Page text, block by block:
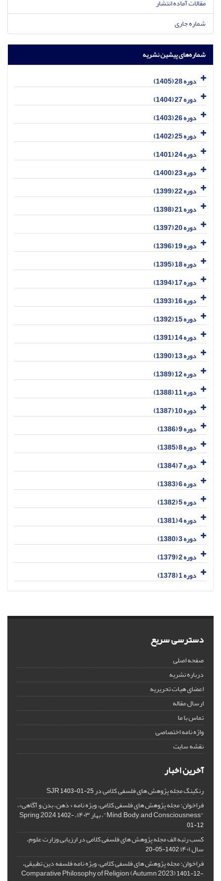
مقالات آماده انتشار
شماره جاری
شماره‌های پیشین نشریه
دوره 28 (1405)
دوره 27 (1404)
دوره 26 (1403)
دوره 25 (1402)
دوره 24 (1401)
دوره 23 (1400)
دوره 22 (1399)
دوره 21 (1398)
دوره 20 (1397)
دوره 19 (1396)
دوره 18 (1395)
دوره 17 (1394)
دوره 16 (1393)
دوره 15 (1392)
دوره 14 (1391)
دوره 13 (1390)
دوره 12 (1389)
دوره 11 (1388)
دوره 10 (1387)
دوره 9 (1386)
دوره 8 (1385)
دوره 7 (1384)
دوره 6 (1383)
دوره 5 (1382)
دوره 4 (1381)
دوره 3 (1380)
دوره 2 (1379)
دوره 1 (1378)
دسترسی سریع
صفحه اصلی
درباره نشریه
اعضای هیات تحریریه
ارسال مقاله
تماس با ما
واژه نامه اختصاصی
نقشه سایت
آخرین اخبار
رنکینگ مجله پژوهش های فلسفی کلامی در SJR1403-01-25
فراخوان: مجله پژوهش های فلسفی کلامی، ویژه نامه « ذهن، بدن و آگاهی»،
"Mind, Body, and Consciousness"، بهار ۱۴۰۳، Spring 2024
1402-
01-12
کسب رتبه الف مجله پژوهش های فلسفی کلامی در ارزیابی وزارت علوم،
سال ۱۴۰۱ 1402-05-20
فراخوان: مجله پژوهش های فلسفی کلامی، ویژه نامه فلسفه دین تطبیقی،
,Comparative Philosophy of Religion (Autumn 2023)
1401-12-